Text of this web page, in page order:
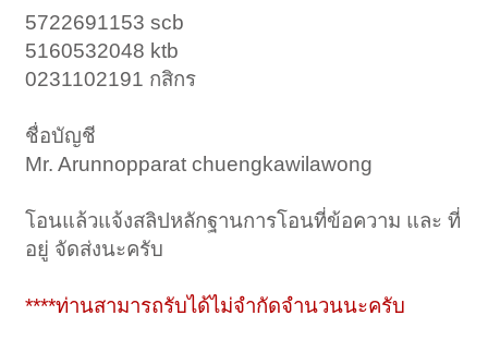
5722691153 scb
5160532048 ktb
0231102191 กสิกร
ชื่อบัญชี
Mr. Arunnopparat chuengkawilawong
โอนแล้วแจ้งสลิปหลักฐานการโอนที่ข้อความ และ ที่
อยู่ จัดส่งนะครับ
****ท่านสามารถรับได้ไม่จำกัดจำนวนนะครับ